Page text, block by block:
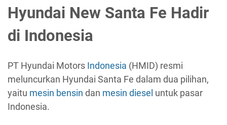
Hyundai New Santa Fe Hadir
di Indonesia
PT Hyundai Motors Indonesia (HMID) resmi
meluncurkan Hyundai Santa Fe dalam dua pilihan,
yaitu mesin bensin dan mesin diesel untuk pasar
Indonesia.